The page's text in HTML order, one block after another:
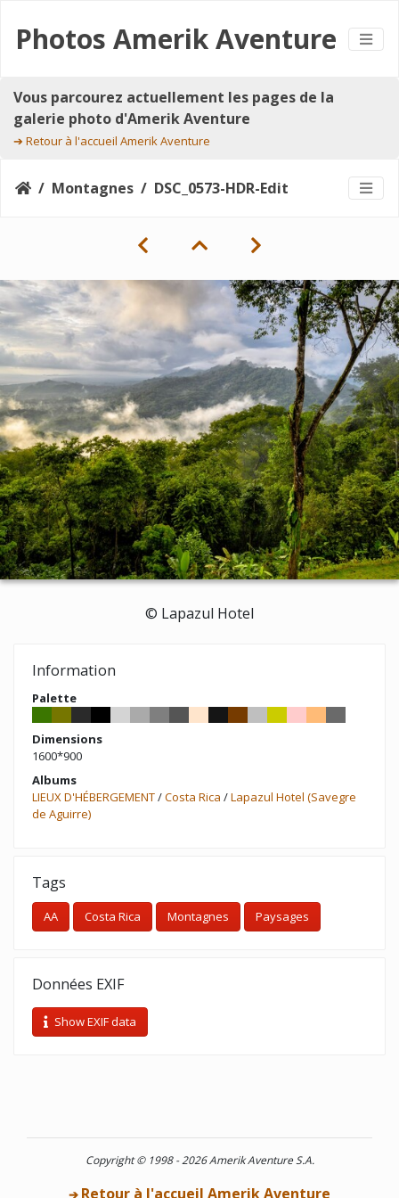
Photos Amerik Aventure
Vous parcourez actuellement les pages de la
galerie photo d'Amerik Aventure
➔ Retour à l'accueil Amerik Aventure
Montagnes DSC_0573-HDR-Edit
© Lapazul Hotel
Information
Palette
Dimensions
1600*900
Albums
LIEUX D'HÉBERGEMENT/Costa Rica /Lapazul Hotel (Savegre
de Aguirre)
Tags
AA Costa Rica Montagnes Paysages
Données EXIF
Show EXIF data
Copyright © 1998 - 2026 Amerik Aventure S.A.
➔ Retour à l'accueil Amerik Aventure